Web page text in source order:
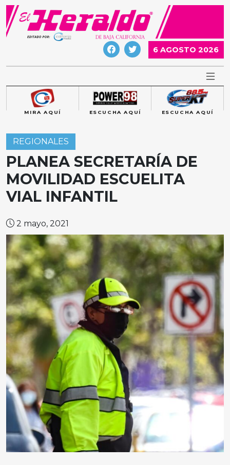
Skip
content
6 AGOSTO 2026
MIRA AQUÍ ESCUCHA AQUÍ ESCUCHA AQUÍ
REGIONALES
PLANEA SECRETARÍA DE
MOVILIDAD ESCUELITA
VIAL INFANTIL
2 mayo, 2021